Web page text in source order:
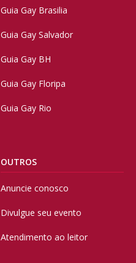
Guia Gay Brasilia
Guia Gay Salvador
Guia Gay BH
Guia Gay Floripa
Guia Gay Rio
OUTROS
Anuncie conosco
Divulgue seu evento
Atendimento ao leitor